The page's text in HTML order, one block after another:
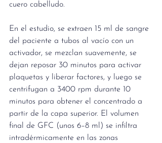
cuero cabelludo.
En el estudio, se extraen 15 ml de sangre
del paciente a tubos al vacío con un
activador, se mezclan suavemente, se
dejan reposar 30 minutos para activar
plaquetas y liberar factores, y luego se
centrifugan a 3400 rpm durante 10
minutos para obtener el concentrado a
partir de la capa superior. El volumen
final de GFC (unos 6–8 ml) se infiltra
intradérmicamente en las zonas